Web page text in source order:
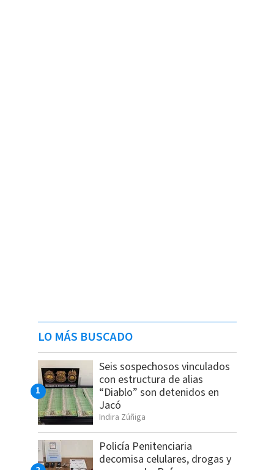
LO MÁS BUSCADO
Seis sospechosos vinculados
con estructura de alias
“Diablo” son detenidos en
Jacó
Indira Zúñiga
Policía Penitenciaria
decomisa celulares, drogas y